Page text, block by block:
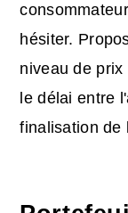
hésiter.
niveau de
le délai entre
finalisation de